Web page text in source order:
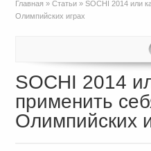
Главная » Статьи » SOCHI 2014 или
Олимпийских играх
SOCHI 2014
применить
Олимпийских